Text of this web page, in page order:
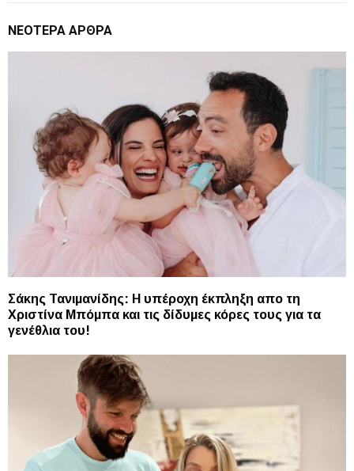
ΝΕΌΤΕΡΑ ΆΡΘΡΑ
Σάκης Τανιμανίδης: Η υπέροχη έκπληξη απο τη
Χριστίνα Μπόμπα και τις δίδυμες κόρες τους για τα
γενέθλια του!